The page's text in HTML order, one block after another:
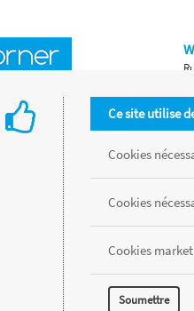
Ce site utilise
Cookies
Cookies
Cookies
Soumettre
vendus dans la limite des stocks